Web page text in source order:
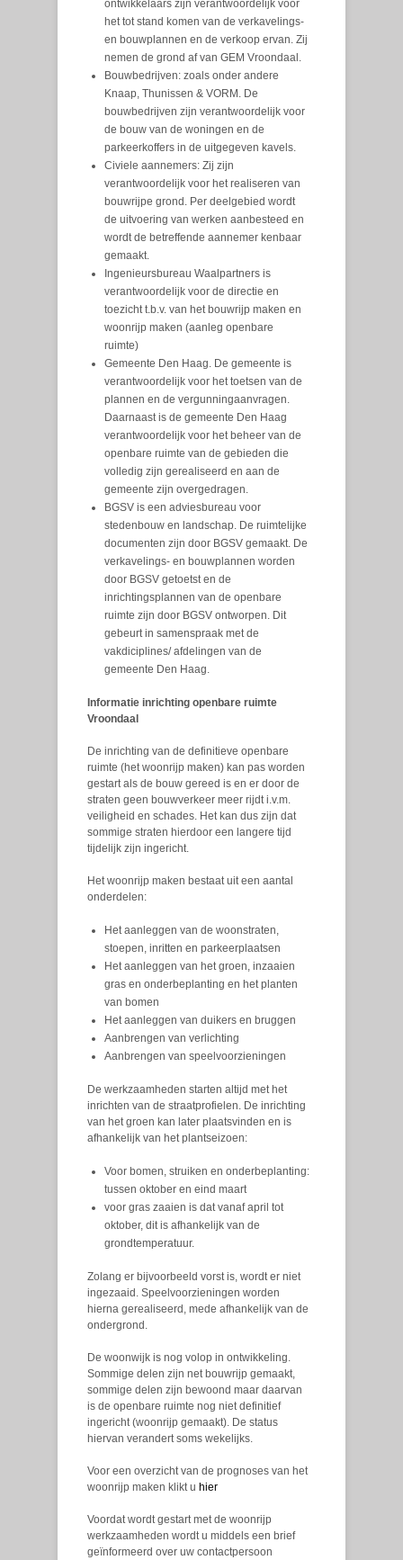
ontwikkelaars zijn verantwoordelijk voor
het tot stand komen van de verkavelings-
en bouwplannen en de verkoop ervan. Zij
nemen de grond af van GEM Vroondaal.
Bouwbedrijven: zoals onder andere
Knaap, Thunissen & VORM. De
bouwbedrijven zijn verantwoordelijk voor
de bouw van de woningen en de
parkeerkoffers in de uitgegeven kavels.
Civiele aannemers: Zij zijn
verantwoordelijk voor het realiseren van
bouwrijpe grond. Per deelgebied wordt
de uitvoering van werken aanbesteed en
wordt de betreffende aannemer kenbaar
gemaakt.
Ingenieursbureau Waalpartners is
verantwoordelijk voor de directie en
toezicht t.b.v. van het bouwrijp maken en
woonrijp maken (aanleg openbare
ruimte)
Gemeente Den Haag. De gemeente is
verantwoordelijk voor het toetsen van de
plannen en de vergunningaanvragen.
Daarnaast is de gemeente Den Haag
verantwoordelijk voor het beheer van de
openbare ruimte van de gebieden die
volledig zijn gerealiseerd en aan de
gemeente zijn overgedragen.
BGSV is een adviesbureau voor
stedenbouw en landschap. De ruimtelijke
documenten zijn door BGSV gemaakt. De
verkavelings- en bouwplannen worden
door BGSV getoetst en de
inrichtingsplannen van de openbare
ruimte zijn door BGSV ontworpen. Dit
gebeurt in samenspraak met de
vakdiciplines/ afdelingen van de
gemeente Den Haag.
Informatie inrichting openbare ruimte
Vroondaal
De inrichting van de definitieve openbare
ruimte (het woonrijp maken) kan pas worden
gestart als de bouw gereed is en er door de
straten geen bouwverkeer meer rijdt i.v.m.
veiligheid en schades. Het kan dus zijn dat
sommige straten hierdoor een langere tijd
tijdelijk zijn ingericht.
Het woonrijp maken bestaat uit een aantal
onderdelen:
Het aanleggen van de woonstraten,
stoepen, inritten en parkeerplaatsen
Het aanleggen van het groen, inzaaien
gras en onderbeplanting en het planten
van bomen
Het aanleggen van duikers en bruggen
Aanbrengen van verlichting
Aanbrengen van speelvoorzieningen
De werkzaamheden starten altijd met het
inrichten van de straatprofielen. De inrichting
van het groen kan later plaatsvinden en is
afhankelijk van het plantseizoen:
Voor bomen, struiken en onderbeplanting:
tussen oktober en eind maart
voor gras zaaien is dat vanaf april tot
oktober, dit is afhankelijk van de
grondtemperatuur.
Zolang er bijvoorbeeld vorst is, wordt er niet
ingezaaid. Speelvoorzieningen worden
hierna gerealiseerd, mede afhankelijk van de
ondergrond.
De woonwijk is nog volop in ontwikkeling.
Sommige delen zijn net bouwrijp gemaakt,
sommige delen zijn bewoond maar daarvan
is de openbare ruimte nog niet definitief
ingericht (woonrijp gemaakt). De status
hiervan verandert soms wekelijks.
Voor een overzicht van de prognoses van het
woonrijp maken klikt u hier
Voordat wordt gestart met de woonrijp
werkzaamheden wordt u middels een brief
geïnformeerd over uw contactpersoon